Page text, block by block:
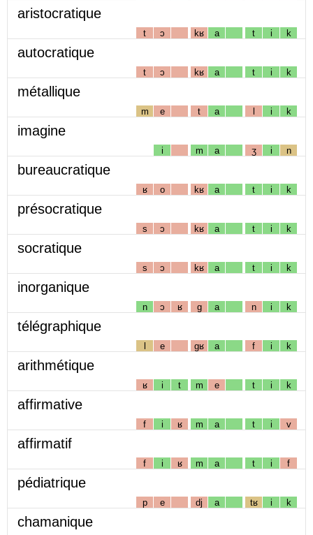
aristocratique
t ɔ kʁ a t i k
autocratique
t ɔ kʁ a t i k
métallique
m e t a l i k
imagine
i m a ʒ i n
bureaucratique
ʁ o kʁ a t i k
présocratique
s ɔ kʁ a t i k
socratique
s ɔ kʁ a t i k
inorganique
n ɔ ʁ g a n i k
télégraphique
l e gʁ a f i k
arithmétique
ʁ i t m e t i k
affirmative
f i ʁ m a t i v
affirmatif
f i ʁ m a t i f
pédiatrique
p e dj a tʁ i k
chamanique